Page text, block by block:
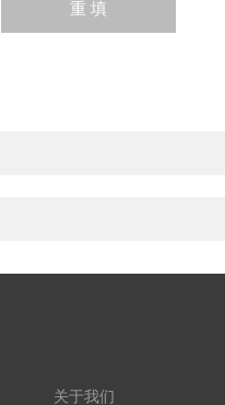
关于我们